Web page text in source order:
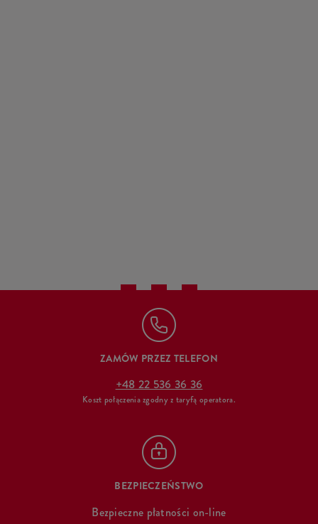
ZAMÓW PRZEZ TELEFON
+48 22 536 36 36
Koszt połączenia zgodny z taryfą operatora.
BEZPIECZEŃSTWO
Bezpieczne płatności on-line